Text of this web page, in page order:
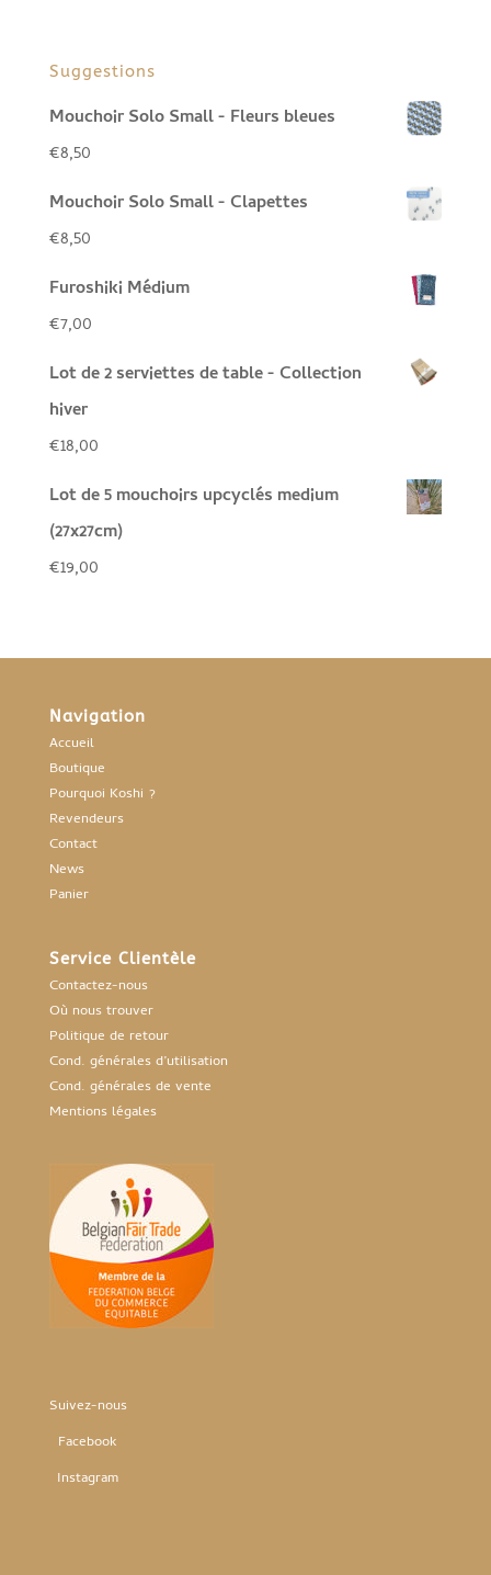
Suggestions
Mouchoir Solo Small - Fleurs bleues
€8,50
Mouchoir Solo Small - Clapettes
€8,50
Furoshiki Médium
€7,00
Lot de 2 serviettes de table - Collection
hiver
€18,00
Lot de 5 mouchoirs upcyclés medium
(27x27cm)
€19,00
Navigation
Accueil
Boutique
Pourquoi Koshi ?
Revendeurs
Contact
News
Panier
Service Clientèle
Contactez-nous
Où nous trouver
Politique de retour
Cond. générales d’utilisation
Cond. générales de vente
Mentions légales
Suivez-nous
Facebook
Instagram